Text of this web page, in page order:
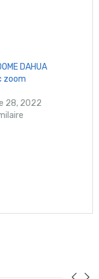
DAHUA
zoom
28, 2022